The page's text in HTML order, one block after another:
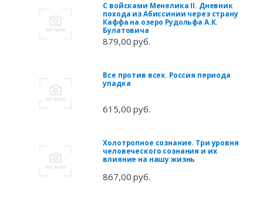
С войсками Менелика II. Дневник
похода из Абиссинии через страну
Каффа на озеро Рудольфа А.К.
Булатовича
879,00 руб.
Все против всех. Россия периода
упадка
615,00 руб.
Холотропное сознание. Три уровня
человеческого сознания и их
влияние на нашу жизнь
867,00 руб.